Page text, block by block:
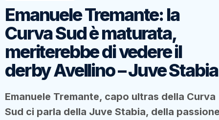
Emanuele Tremante: la
Curva Sud è maturata,
meriterebbe di vedere il
derby Avellino – Juve Stabia
Emanuele Tremante, capo ultras della Curva
Sud ci parla della Juve Stabia, della